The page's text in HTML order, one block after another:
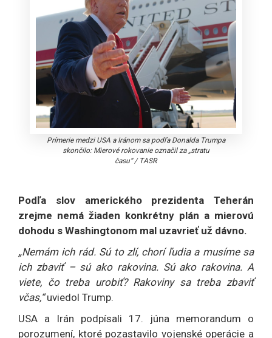
Prímerie medzi USA a Iránom sa podľa Donalda Trumpa
skončilo: Mierové rokovanie označil za „stratu
času“/ TASR
Podľa slov amerického prezidenta Teherán
zrejme nemá žiaden konkrétny plán a mierovú
dohodu s Washingtonom mal uzavrieť už dávno.
„Nemám ich rád. Sú to zlí, chorí ľudia a musíme sa
ich zbaviť – sú ako rakovina. Sú ako rakovina. A
viete, čo treba urobiť? Rakoviny sa treba zbaviť
včas,“uviedol Trump.
USA a Irán podpísali 17. júna memorandum o
porozumení, ktoré pozastavilo vojenské operácie a